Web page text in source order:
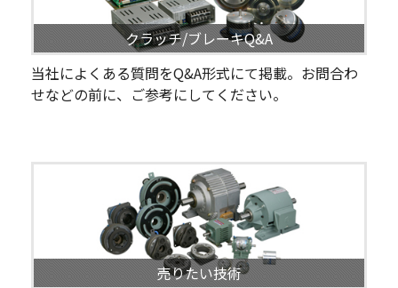
クラッチ/ブレーキQ&A
当社によくある質問をQ&A形式にて掲載。お問合わ
せなどの前に、ご参考にしてください。
売りたい技術